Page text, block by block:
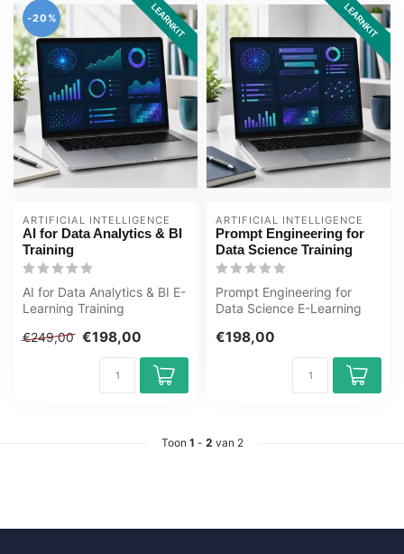
LEARNKIT
-20%
ARTIFICIAL INTELLIGENCE
AI for Data Analytics & BI
Training
AI for Data Analytics & BI E-
Learning Training
Quizzen ...
€249,00 €198,00
LEARNKIT
ARTIFICIAL INTELLIGENCE
Prompt Engineering for
Data Science Training
Prompt Engineering for
Data Science E-Learning
docenten...
€198,00
Toon 1 - 2 van 2